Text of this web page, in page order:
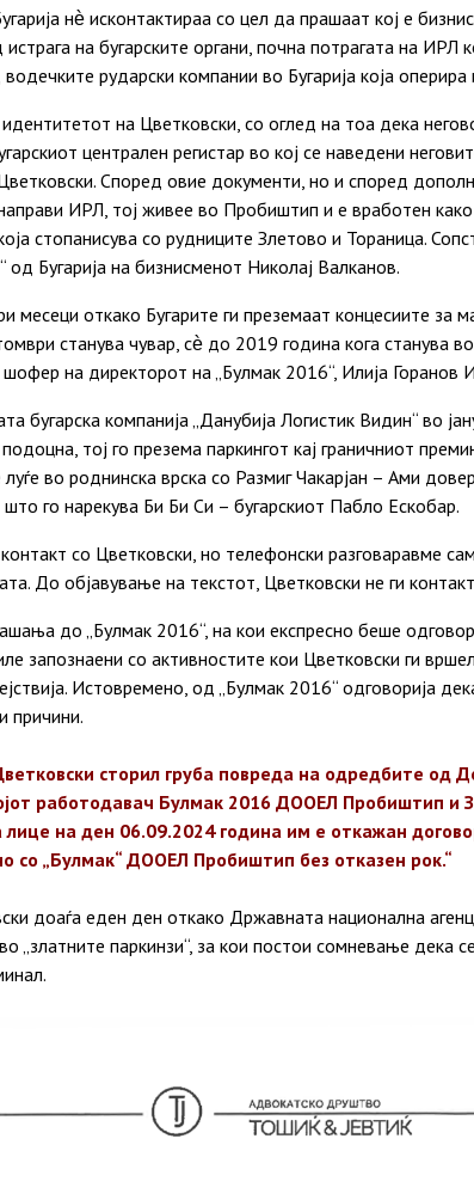
нѐ исконтактираа со цел да прашаат кој е
на бугарските органи, почна потрагата на
рударски компании во Бугарија која оперира
на Цветковски, со оглед на тоа дека
централен регистар во кој се наведени
Според овие документи, но и според
ИРЛ, тој живее во Пробиштип и е вработен
стопанисува со рудниците Злетово и Тораница.
од Бугарија на бизнисменот Николај Валканов.
месеци откако Бугарите ги преземаат концесиите за
станува чувар, сѐ до 2019 година кога станува
на директорот на „Булмак 2016“, Илија Горанов
бугарска компанија „Данубија Логистик Видин“ во
тој го презема паркингот кај граничниот
луѓе во роднинска врска со Размиг Чакарјан – Ами
го нарекува Би Би Си – бугарскиот Пабло Ескобар.
со Цветковски, но телефонски разговаравме
До објавување на текстот, Цветковски не ги
до „Булмак 2016“, на кои експресно беше
запознаени со активностите кои Цветковски ги
Истовремено, од „Булмак 2016“ одговорија
причини.
сторил груба повреда на одредбите од
работодавач Булмак 2016 ДООЕЛ Пробиштип и
на ден 06.09.2024 година им е откажан
со „Булмак“ ДООЕЛ Пробиштип без отказен рок.“
доаѓа еден ден откако Државната национална
„златните паркинзи“, за кои постои сомневање дека